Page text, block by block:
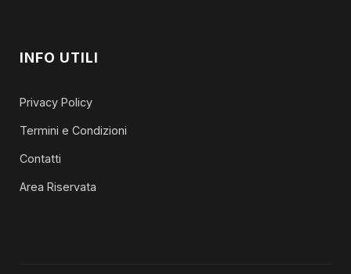
INFO UTILI
Privacy Policy
Termini e Condizioni
Contatti
Area Riservata